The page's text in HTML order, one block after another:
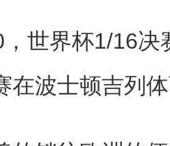
世界杯1/16决
在波士顿吉列